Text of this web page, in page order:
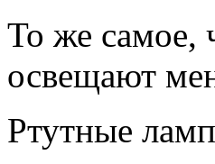
То же самое,
освещают
Ртутные